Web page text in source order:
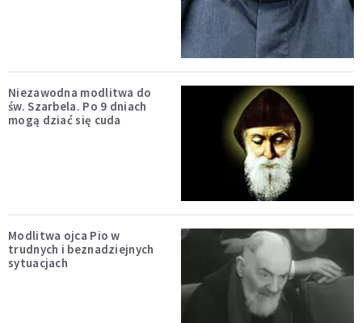
Niezawodna modlitwa do
św. Szarbela. Po 9 dniach
mogą dziać się cuda
Modlitwa ojca Pio w
trudnych i beznadziejnych
sytuacjach